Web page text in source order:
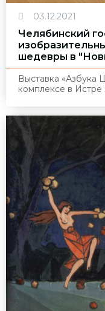
03.12.2021
Челябинский
шедевры в
Выставка «Азбука
комплексе в Истре